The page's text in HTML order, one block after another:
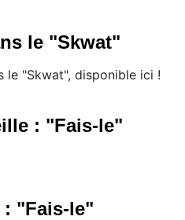
le "Skwat"
le "Skwat", disponible ici !
: "Fais-le"
"Fais-le"